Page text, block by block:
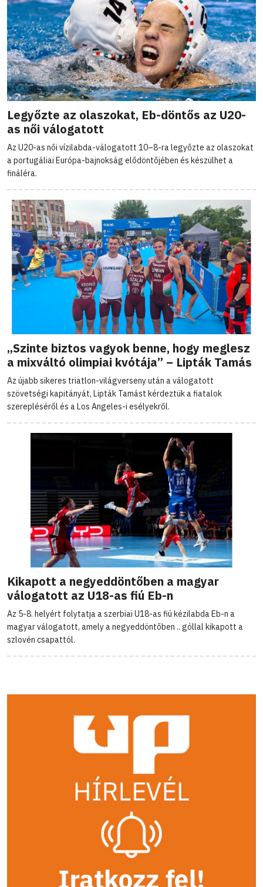
Legyőzte az olaszokat, Eb-döntős az U20-
as női válogatott
Az U20-as női vízilabda-válogatott 10–8-ra legyőzte az olaszokat
a portugáliai Európa-bajnokság elődöntőjében és készülhet a
fináléra.
„Szinte biztos vagyok benne, hogy meglesz
a mixváltó olimpiai kvótája” – Lipták Tamás
Az újabb sikeres triatlon-világverseny után a válogatott
szövetségi kapitányát, Lipták Tamást kérdeztük a fiatalok
szerepléséről és a Los Angeles-i esélyekről.
Kikapott a negyeddöntőben a magyar
válogatott az U18-as fiú Eb-n
Az 5-8. helyért folytatja a szerbiai U18-as fiú kézilabda Eb-n a
magyar válogatott, amely a negyeddöntőben .. góllal kikapott a
szlovén csapattól.